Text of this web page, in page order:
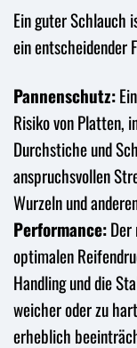
Ein guter Schlauch
ein entscheidender
Pannenschutz:
Risiko von Platten,
Durchstiche und
anspruchsvollen
Wurzeln und
Performance:
optimalen
Handling und die
weicher oder zu
erheblich